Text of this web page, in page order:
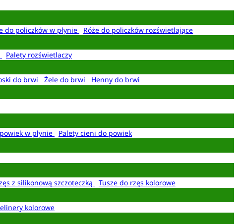
do policzków w płynie
Róże do policzków rozświetlające
Palety rozświetlaczy
do brwi Żele do brwi
Henny do brwi
w płynie
Palety cieni do powiek
z silikonową szczoteczką
Tusze do rzęs kolorowe
kolorowe